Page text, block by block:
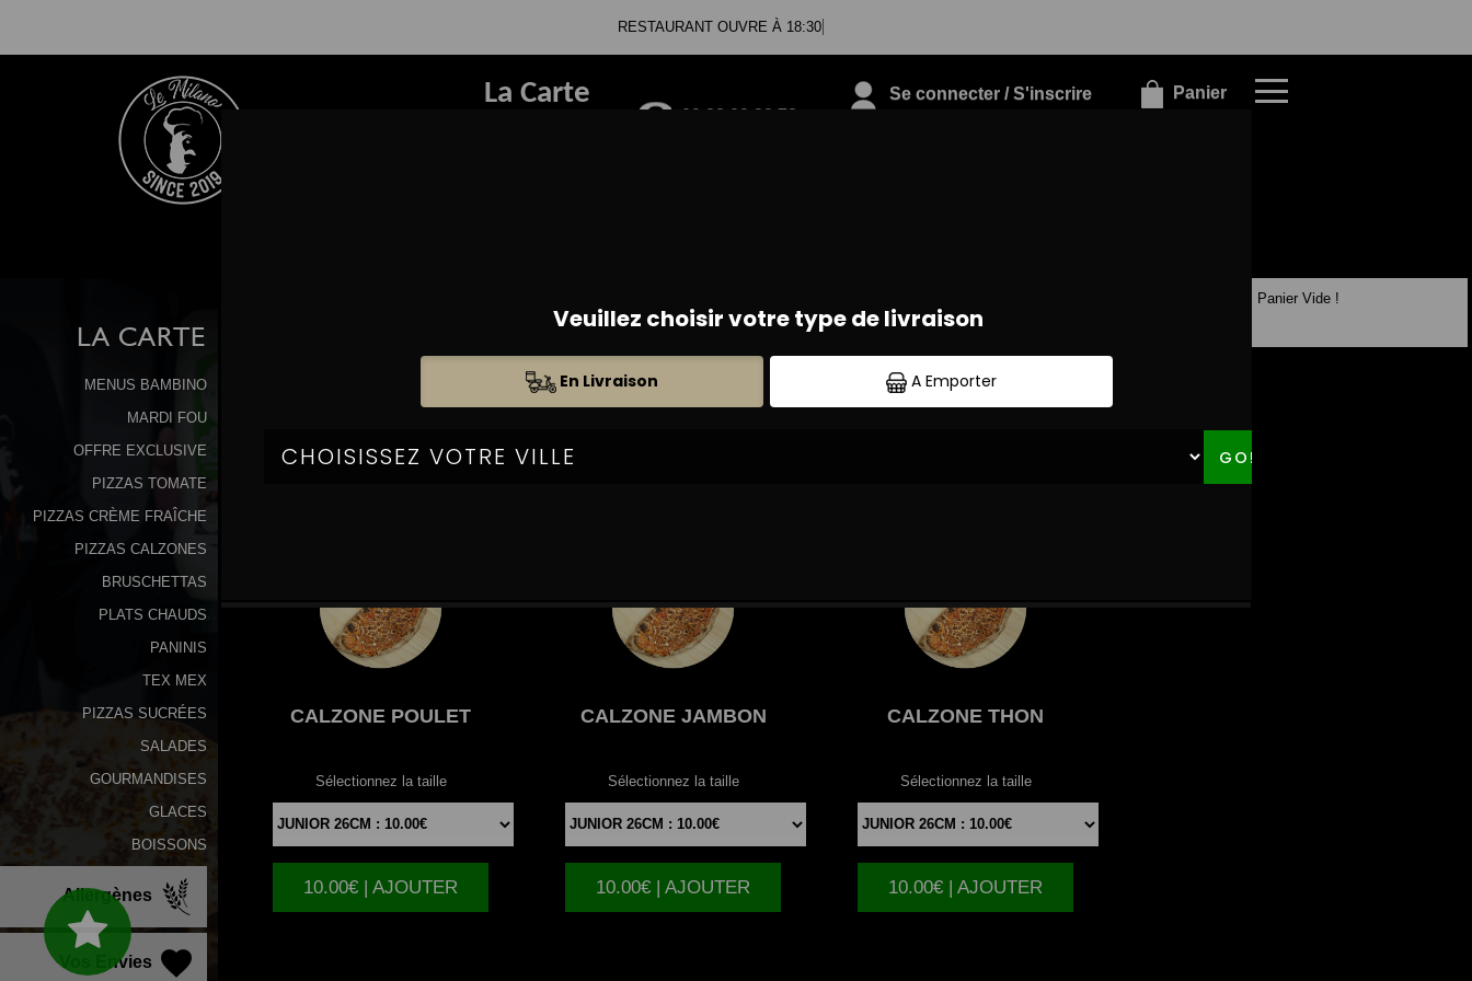
RESTAURANT OUVRE À 18:30
La Carte Se connecter / S'inscrire Panier
×
LA CARTE
MENUS BAMBINO
MARDI FOU
OFFRE EXCLUSIVE
PIZZAS TOMATE
PIZZAS CRÈME FRAÎCHE
PIZZAS CALZONES
BRUSCHETTAS
PLATS CHAUDS
PANINIS
TEX MEX
PIZZAS SUCRÉES
SALADES
GOURMANDISES
GLACES
BOISSONS
Allergènes
Vos Envies
PIZZAS CALZONES
CALZONE POULET
Sélectionnez la taille
10.00€ | AJOUTER
CALZONEJAMBON
Sélectionnez la taille
10.00€ | AJOUTER
CALZONE THON
Sélectionnez la taille
10.00€ | AJOUTER
Panier Vide !